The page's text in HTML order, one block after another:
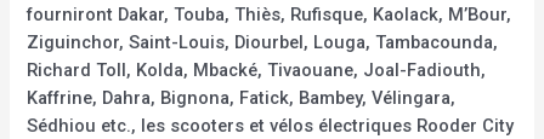
fourniront Dakar, Touba, Thiès, Rufisque, Kaolack, M’Bour,
Ziguinchor, Saint-Louis, Diourbel, Louga, Tambacounda,
Richard Toll, Kolda, Mbacké, Tivaouane, Joal-Fadiouth,
Kaffrine, Dahra, Bignona, Fatick, Bambey, Vélingara,
Sédhiou etc., les scooters et vélos électriques Rooder City